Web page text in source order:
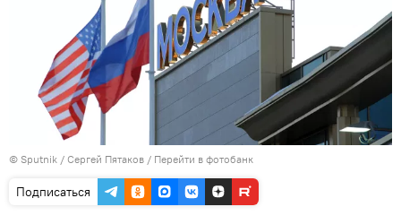
© Sputnik / Сергей Пятаков / Перейти в фотобанк
Подписаться